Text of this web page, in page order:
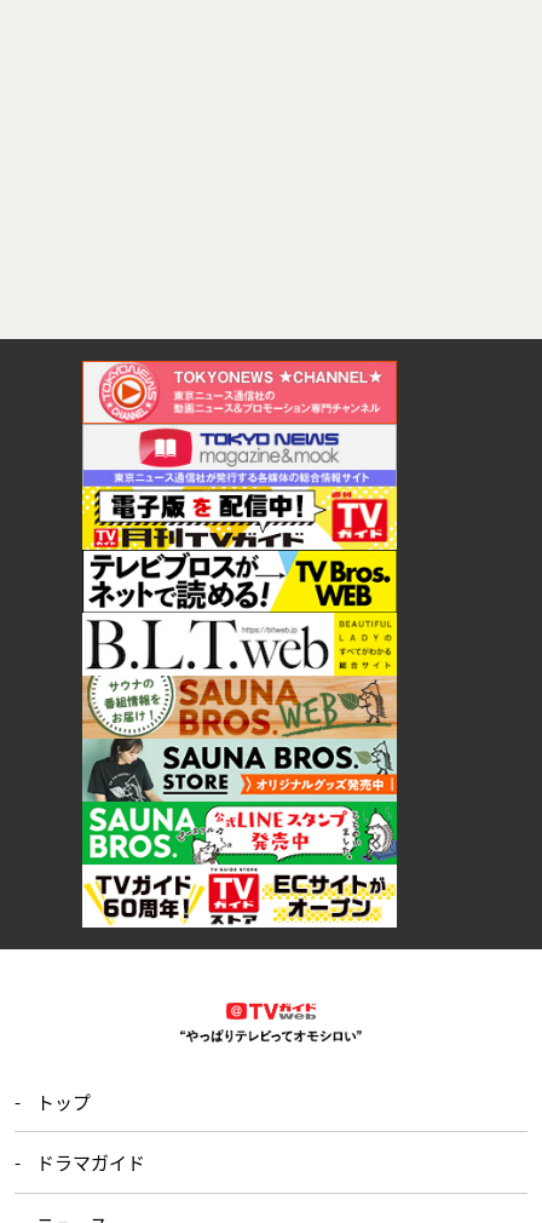
トップ
ドラマガイド